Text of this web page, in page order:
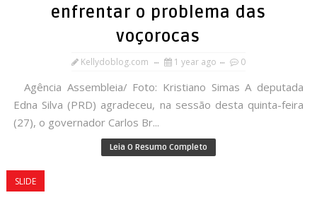
enfrentar o problema das
voçorocas
Kellydoblog.com 1 year ago 0
Agência Assembleia/ Foto: Kristiano Simas A deputada
Edna Silva (PRD) agradeceu, na sessão desta quinta-feira
(27), o governador Carlos Br...
Leia O Resumo Completo
SLIDE